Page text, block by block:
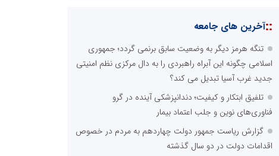
::آخرین های جامعه
تنگه هرمز دیگر به وضعیت سابق برنمی گردد؛ جمهوری
اسلامی چگونه این آبراه راهبردی را به دال مرکزی نظم امنیتی
جدید غرب آسیا تبدیل می کند؟
تلفیق ابتکار و کیفیت؛ دندانپزشکی آینده در گرو
فناوری‌های نوین و جلب اعتماد بیمار
گزارش ریاست جمهور دولت چهاردهم به مردم در خصوص
اقدامات دولت در دو سال گذشته